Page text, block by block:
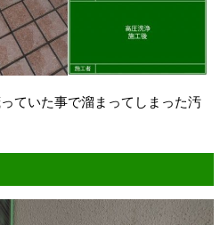
ていた事で溜まってしまった汚